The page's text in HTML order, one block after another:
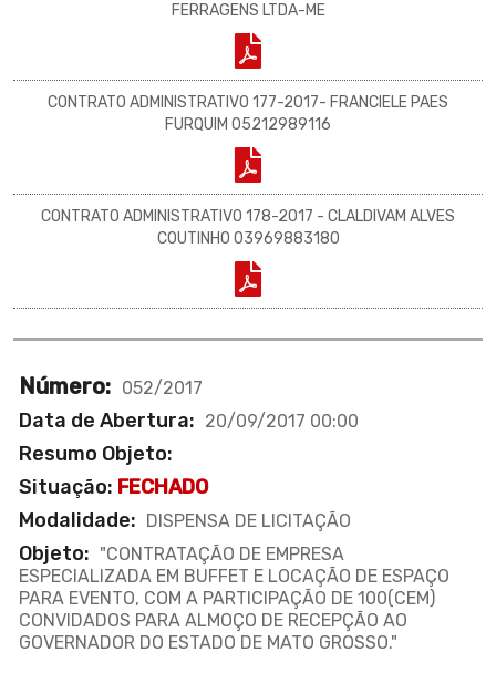
FERRAGENS LTDA-ME
CONTRATO ADMINISTRATIVO 177-2017- FRANCIELE PAES
FURQUIM 05212989116
CONTRATO ADMINISTRATIVO 178-2017 - CLALDIVAM ALVES
COUTINHO 03969883180
Número: 052/2017
Data de Abertura: 20/09/2017 00:00
Resumo Objeto:
Situação: FECHADO
Modalidade: DISPENSA DE LICITAÇÃO
Objeto: "CONTRATAÇÃO DE EMPRESA
ESPECIALIZADA EM BUFFET E LOCAÇÃO DE ESPAÇO
PARA EVENTO, COM A PARTICIPAÇÃO DE 100(CEM)
CONVIDADOS PARA ALMOÇO DE RECEPÇÃO AO
GOVERNADOR DO ESTADO DE MATO GROSSO."